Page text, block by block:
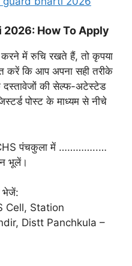
2026: How To Apply
में रुचि रखते हैं, तो कृपया
कि आप अपना सही तरीके
की सेल्फ-अटेस्टेड
पोस्ट के माध्यम से नीचे
पंचकुला में …………..…
भूलें।
भेजें:
Cell, Station
Distt Panchkula –